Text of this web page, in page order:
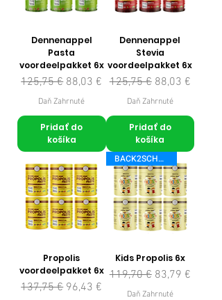
Dennenappel
Pasta
voordeelpakket 6x
Normálna cena
125,75 € Zľavnená cena
88,03 €
Daň Zahrnuté
Pridať do
košíka
Dennenappel
Stevia
voordeelpakket 6x
Normálna cena
125,75 € Zľavnená cena
88,03 €
Daň Zahrnuté
Pridať do
košíka
Propolis
voordeelpakket 6x
Normálna cena
137,75 € Zľavnená cena
96,43 €
BACK2SCHOOL
Kids Propolis 6x
Normálna cena
119,70 € Zľavnená cena
83,79 €
Daň Zahrnuté